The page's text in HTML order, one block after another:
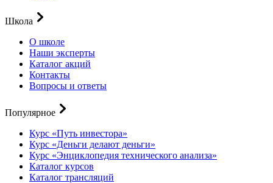
Школа
О школе
Наши эксперты
Каталог акций
Контакты
Вопросы и ответы
Популярное
Курс «Путь инвестора»
Курс «Деньги делают деньги»
Курс «Энциклопедия технического анализа»
Каталог курсов
Каталог трансляций